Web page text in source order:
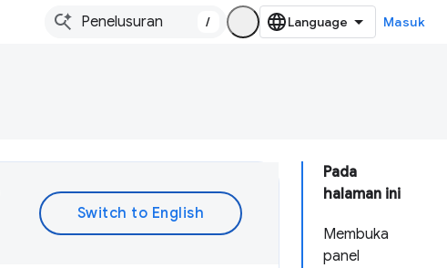
/ Masuk
Pada
halaman ini
Membuka
panel